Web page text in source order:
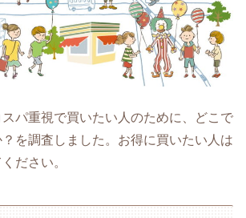
スパ重視で買いたい人のために、どこで
を調査しました。お得に買いたい人は
ださい。